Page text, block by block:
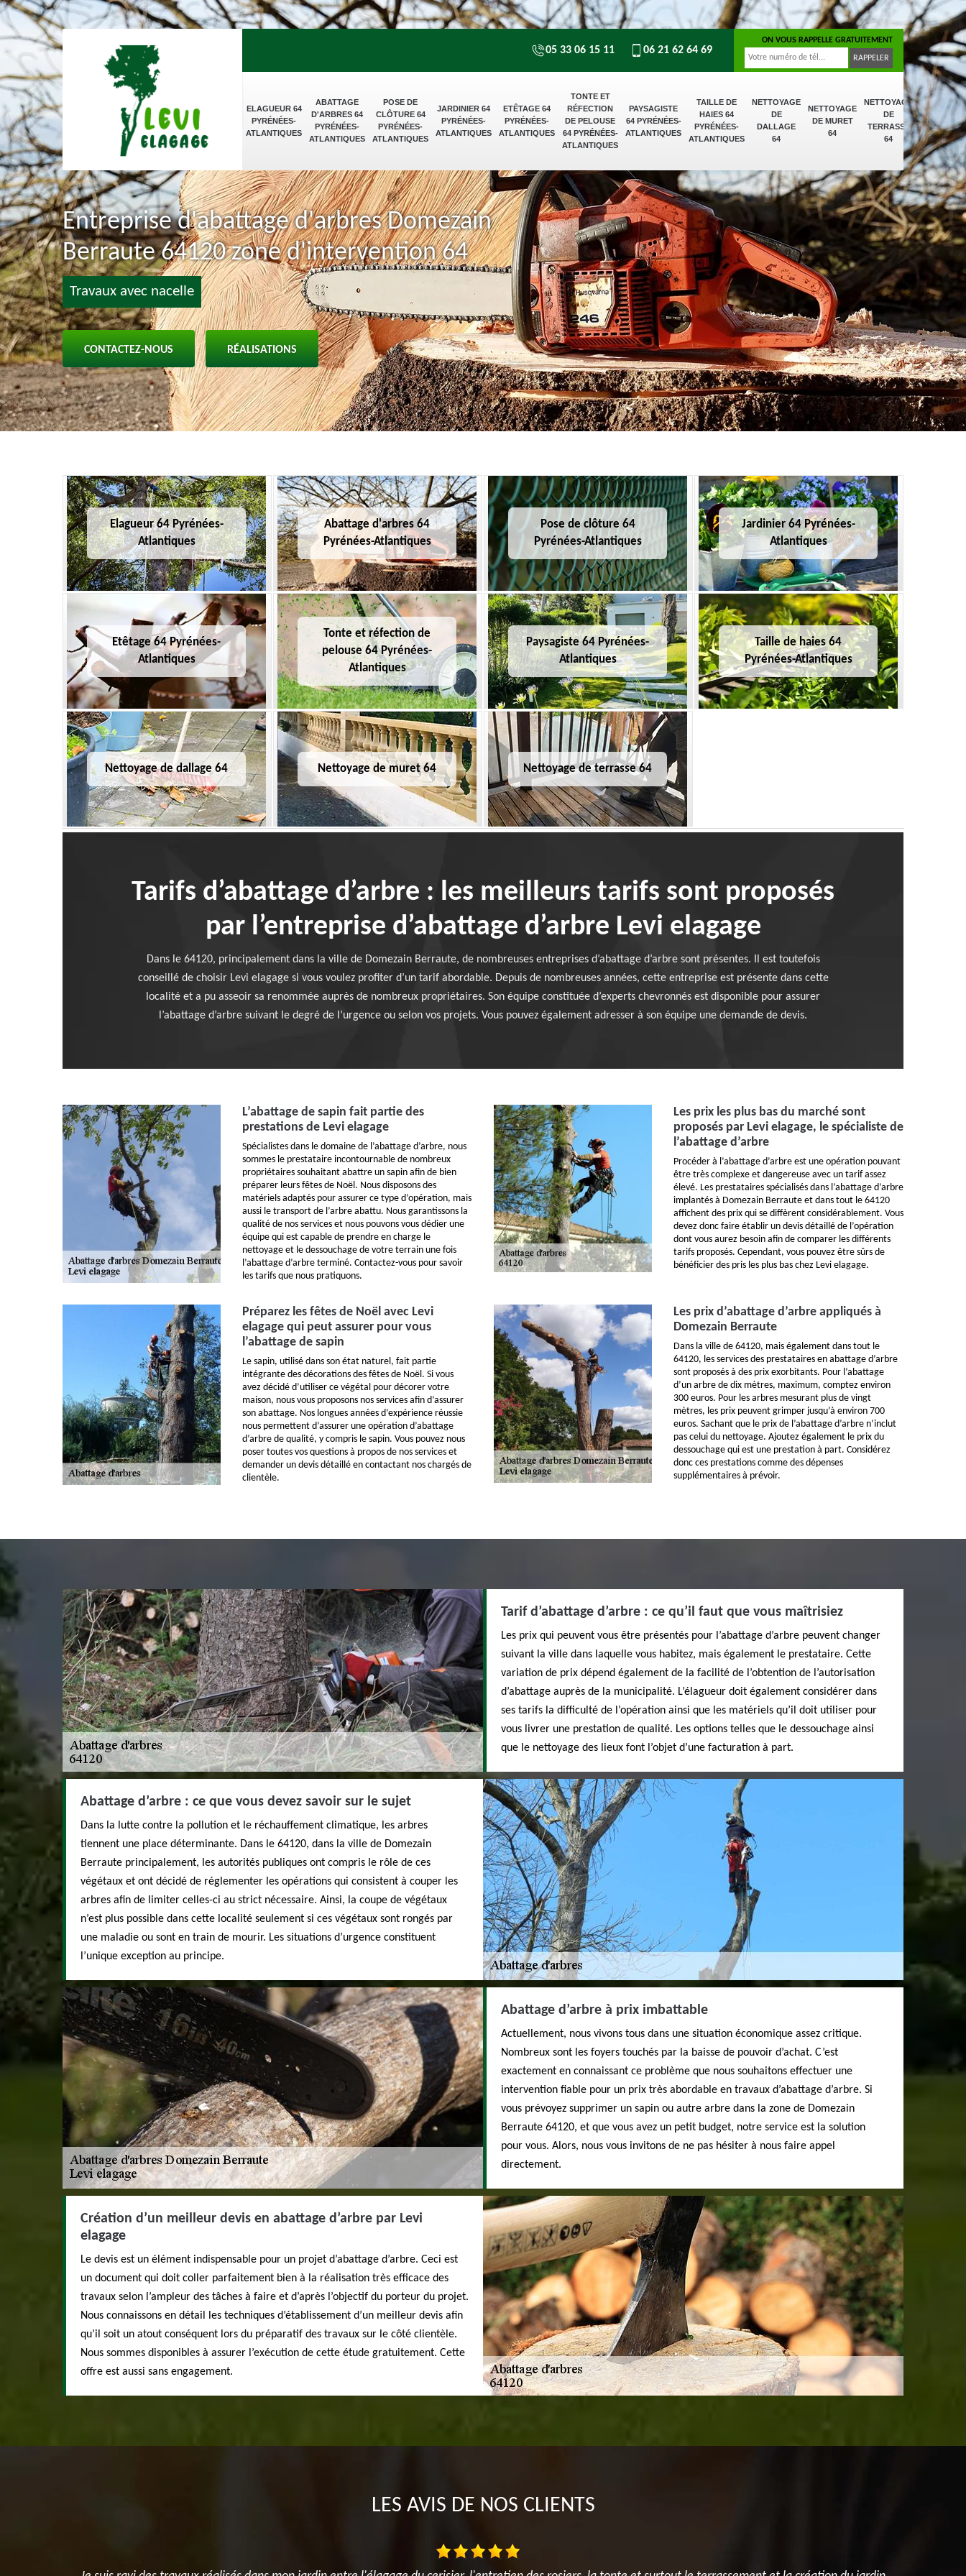
ELAGUEUR 64
PYRÉNÉES-
ATLANTIQUES
ABATTAGE
D'ARBRES 64
PYRÉNÉES-
ATLANTIQUES
POSE DE
CLÔTURE 64
PYRÉNÉES-
ATLANTIQUES
JARDINIER 64
PYRÉNÉES-
ATLANTIQUES
ETÊTAGE 64
PYRÉNÉES-
ATLANTIQUES
TONTE ET
RÉFECTION
DE PELOUSE
64 PYRÉNÉES-
ATLANTIQUES
PAYSAGISTE
64 PYRÉNÉES-
ATLANTIQUES
TAILLE DE
HAIES 64
PYRÉNÉES-
ATLANTIQUES
NETTOYAGE
DE
DALLAGE
64
NETTOYAGE
DE MURET
64
NETTOYAGE
DE
TERRASSE
64
05 33 06 15 11 06 21 62 64 69
ON VOUS RAPPELLE GRATUITEMENT
Entreprise d'abattage d'arbres Domezain
Berraute 64120 zone d'intervention 64
Travaux avec nacelle
CONTACTEZ-NOUS RÉALISATIONS
Elagueur 64 Pyrénées-
Atlantiques
Abattage d'arbres 64
Pyrénées-Atlantiques
Pose de clôture 64
Pyrénées-Atlantiques
Jardinier 64 Pyrénées-
Atlantiques
Etêtage 64 Pyrénées-
Atlantiques
Tonte et réfection de
pelouse 64 Pyrénées-
Atlantiques
Paysagiste 64 Pyrénées-
Atlantiques
Taille de haies 64
Pyrénées-Atlantiques
Nettoyage de dallage 64 Nettoyage de muret 64 Nettoyage de terrasse 64
Tarifs d’abattage d’arbre : les meilleurs tarifs sont proposés
par l’entreprise d’abattage d’arbre Levi elagage
Dans le 64120, principalement dans la ville de Domezain Berraute, de nombreuses entreprises d’abattage d’arbre sont présentes. Il est toutefois
conseillé de choisir Levi elagage si vous voulez profiter d’un tarif abordable. Depuis de nombreuses années, cette entreprise est présente dans cette
localité et a pu asseoir sa renommée auprès de nombreux propriétaires. Son équipe constituée d’experts chevronnés est disponible pour assurer
l’abattage d’arbre suivant le degré de l’urgence ou selon vos projets. Vous pouvez également adresser à son équipe une demande de devis.
L’abattage de sapin fait partie des
prestations de Levi elagage
Spécialistes dans le domaine de l’abattage d’arbre, nous
sommes le prestataire incontournable de nombreux
propriétaires souhaitant abattre un sapin afin de bien
préparer leurs fêtes de Noël. Nous disposons des
matériels adaptés pour assurer ce type d’opération, mais
aussi le transport de l’arbre abattu. Nous garantissons la
qualité de nos services et nous pouvons vous dédier une
équipe qui est capable de prendre en charge le
nettoyage et le dessouchage de votre terrain une fois
l’abattage d’arbre terminé. Contactez-vous pour savoir
les tarifs que nous pratiquons.
Les prix les plus bas du marché sont
proposés par Levi elagage, le spécialiste de
l’abattage d’arbre
Procéder à l’abattage d’arbre est une opération pouvant
être très complexe et dangereuse avec un tarif assez
élevé. Les prestataires spécialisés dans l’abattage d’arbre
implantés à Domezain Berraute et dans tout le 64120
affichent des prix qui se diffèrent considérablement. Vous
devez donc faire établir un devis détaillé de l’opération
dont vous aurez besoin afin de comparer les différents
tarifs proposés. Cependant, vous pouvez être sûrs de
bénéficier des pris les plus bas chez Levi elagage.
Préparez les fêtes de Noël avec Levi
elagage qui peut assurer pour vous
l’abattage de sapin
Le sapin, utilisé dans son état naturel, fait partie
intégrante des décorations des fêtes de Noël. Si vous
avez décidé d’utiliser ce végétal pour décorer votre
maison, nous vous proposons nos services afin d’assurer
son abattage. Nos longues années d’expérience réussie
nous permettent d’assurer une opération d’abattage
d’arbre de qualité, y compris le sapin. Vous pouvez nous
poser toutes vos questions à propos de nos services et
demander un devis détaillé en contactant nos chargés de
clientèle.
Les prix d’abattage d’arbre appliqués à
Domezain Berraute
Dans la ville de 64120, mais également dans tout le
64120, les services des prestataires en abattage d’arbre
sont proposés à des prix exorbitants. Pour l’abattage
d’un arbre de dix mètres, maximum, comptez environ
300 euros. Pour les arbres mesurant plus de vingt
mètres, les prix peuvent grimper jusqu’à environ 700
euros. Sachant que le prix de l’abattage d’arbre n’inclut
pas celui du nettoyage. Ajoutez également le prix du
dessouchage qui est une prestation à part. Considérez
donc ces prestations comme des dépenses
supplémentaires à prévoir.
Tarif d’abattage d’arbre : ce qu’il faut que vous maîtrisiez
Les prix qui peuvent vous être présentés pour l’abattage d’arbre peuvent changer
suivant la ville dans laquelle vous habitez, mais également le prestataire. Cette
variation de prix dépend également de la facilité de l’obtention de l’autorisation
d’abattage auprès de la municipalité. L’élagueur doit également considérer dans
ses tarifs la difficulté de l’opération ainsi que les matériels qu’il doit utiliser pour
vous livrer une prestation de qualité. Les options telles que le dessouchage ainsi
que le nettoyage des lieux font l’objet d’une facturation à part.
Abattage d’arbre : ce que vous devez savoir sur le sujet
Dans la lutte contre la pollution et le réchauffement climatique, les arbres
tiennent une place déterminante. Dans le 64120, dans la ville de Domezain
Berraute principalement, les autorités publiques ont compris le rôle de ces
végétaux et ont décidé de réglementer les opérations qui consistent à couper les
arbres afin de limiter celles-ci au strict nécessaire. Ainsi, la coupe de végétaux
n’est plus possible dans cette localité seulement si ces végétaux sont rongés par
une maladie ou sont en train de mourir. Les situations d’urgence constituent
l’unique exception au principe.
Abattage d’arbre à prix imbattable
Actuellement, nous vivons tous dans une situation économique assez critique.
Nombreux sont les foyers touchés par la baisse de pouvoir d’achat. C’est
exactement en connaissant ce problème que nous souhaitons effectuer une
intervention fiable pour un prix très abordable en travaux d’abattage d’arbre. Si
vous prévoyez supprimer un sapin ou autre arbre dans la zone de Domezain
Berraute 64120, et que vous avez un petit budget, notre service est la solution
pour vous. Alors, nous vous invitons de ne pas hésiter à nous faire appel
directement.
Création d’un meilleur devis en abattage d’arbre par Levi
elagage
Le devis est un élément indispensable pour un projet d’abattage d’arbre. Ceci est
un document qui doit coller parfaitement bien à la réalisation très efficace des
travaux selon l’ampleur des tâches à faire et d’après l’objectif du porteur du projet.
Nous connaissons en détail les techniques d’établissement d’un meilleur devis afin
qu’il soit un atout conséquent lors du préparatif des travaux sur le côté clientèle.
Nous sommes disponibles à assurer l’exécution de cette étude gratuitement. Cette
offre est aussi sans engagement.
LES AVIS DE NOS CLIENTS